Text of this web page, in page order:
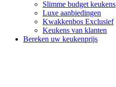
Slimme budget keukens
Luxe aanbiedingen
Kwakkenbos Exclusief
Keukens van klanten
Bereken uw keukenprijs